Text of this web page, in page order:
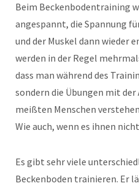
Beim Beckenbodentraining
angespannt, die Spannung
und der Muskel dann wieder
werden in der Regel
dass man während des
sondern die Übungen mit
meißten Menschen
Wie auch, wenn es ihnen
Es gibt sehr viele
Beckenboden trainieren. Er